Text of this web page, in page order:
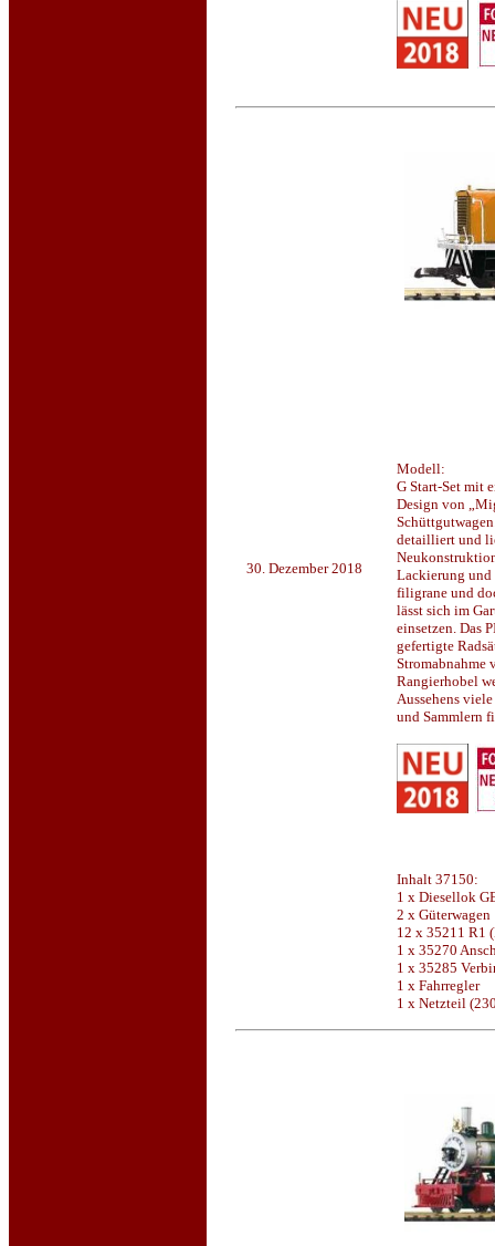
30. Dezember 2018
Modell:
G Start-Set mit
Design von
detailliert und
Lackierung
filigrane und
lässt sich im
einsetzen. Das
gefertigte
Stromabnahme
Rangierhobel
Aussehens
und Sammlern
Inhalt 37150:
1 x Diesellok
2 x Güterwagen
12 x 35211 R1
1 x 35270
1 x 35285
1 x Fahrregler
1 x Netzteil